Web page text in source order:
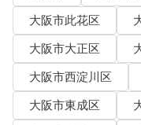
大阪市此花区
大阪市大正区
大阪市西淀川区
大阪市東成区